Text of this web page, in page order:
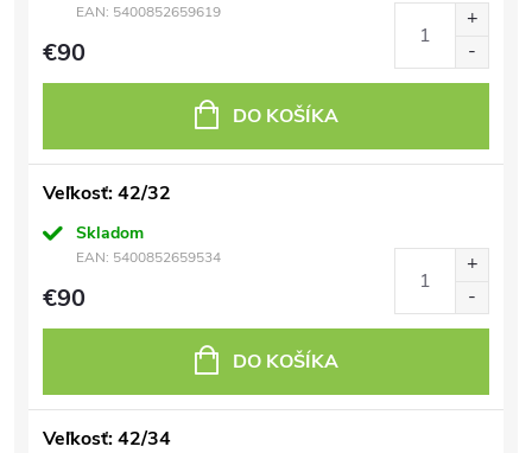
EAN: 5400852659619
€90
DO KOŠÍKA
Veľkosť: 42/32
Skladom
EAN: 5400852659534
€90
DO KOŠÍKA
Veľkosť: 42/34